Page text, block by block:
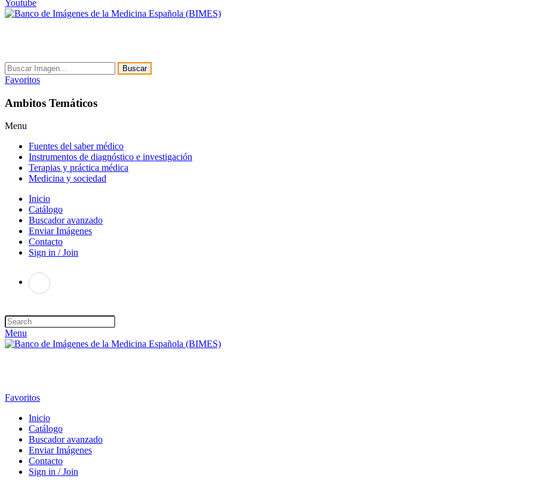
Youtube
Buscar
Favoritos
Ambitos Temáticos
Menu
Fuentes del saber médico
Instrumentos de diagnóstico e investigación
Terapias y práctica médica
Medicina y sociedad
Inicio
Catálogo
Buscador avanzado
Enviar Imágenes
Contacto
Sign in / Join
Menu
Favoritos
Inicio
Catálogo
Buscador avanzado
Enviar Imágenes
Contacto
Sign in / Join